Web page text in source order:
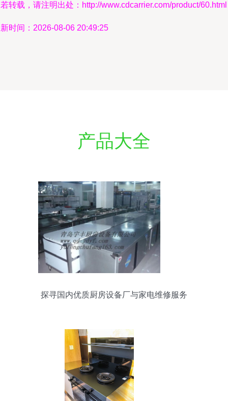
转载，请注明出处：http://www.cdcarrier.com/product/60.html
时间：2026-08-06 20:49:25
产品大全
探寻国内优质厨房设备厂与家电维修服务